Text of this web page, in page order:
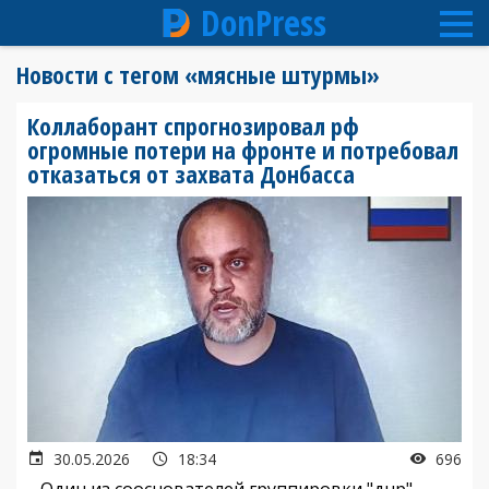
основному
содержанию
DonPress
Новости с тегом «мясные штурмы»
Коллаборант спрогнозировал рф
огромные потери на фронте и потребовал
отказаться от захвата Донбасса
30.05.2026 18:34 696